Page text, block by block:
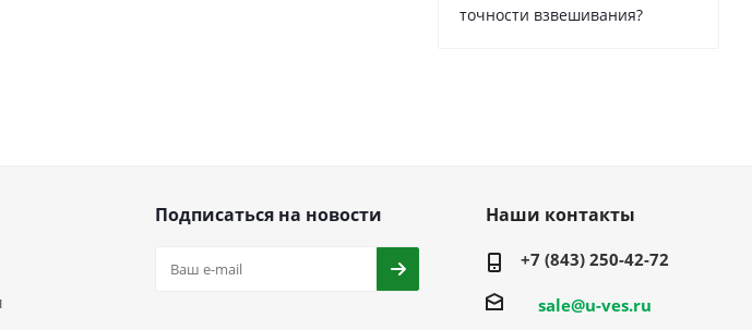
точности взвешивания?
Подписаться на новости Наши контакты
+7 (843) 250-42-72
sale@u-ves.ru